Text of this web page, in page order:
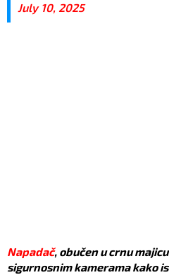
July 10, 2025
Napadač, obučen u crnu
sigurnosnim kamerama kako